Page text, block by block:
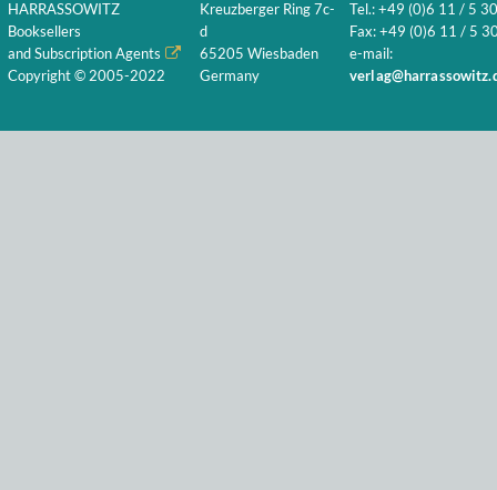
HARRASSOWITZ
Booksellers
and Subscription Agents
Copyright © 2005-2022
Kreuzberger Ring 7c-
d
65205 Wiesbaden
Germany
Tel.: +49 (0)6 11 / 5
Fax: +49 (0)6 11 / 5
e-mail: